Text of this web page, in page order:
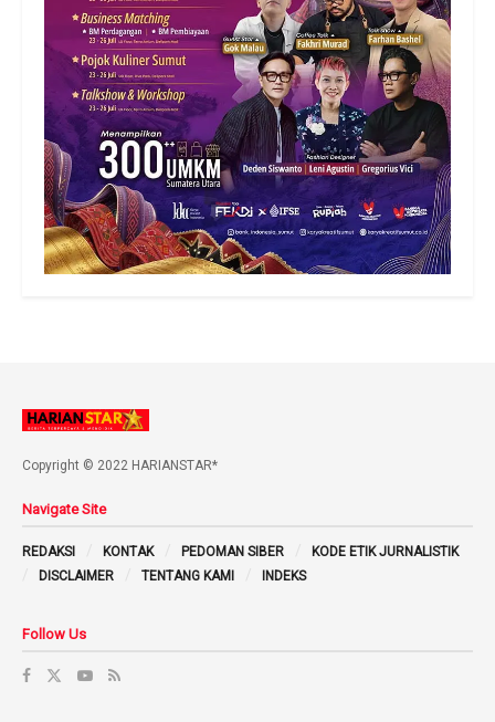
Copyright © 2022 HARIANSTAR*
Navigate Site
REDAKSI KONTAK PEDOMAN SIBER
KODE ETIK JURNALISTIK
DISCLAIMER
TENTANG KAMI INDEKS
Follow Us